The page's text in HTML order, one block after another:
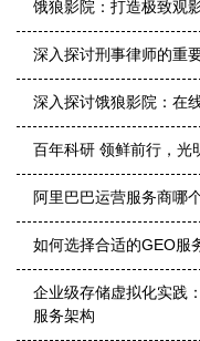
饿狼影院：打造极致观
深入探讨刑事律师的重
深入探讨饿狼影院：在
百年科研 领鲜前行，光
阿里巴巴运营服务商哪
如何选择合适的GEO服
企业级存储虚拟化实践
服务架构